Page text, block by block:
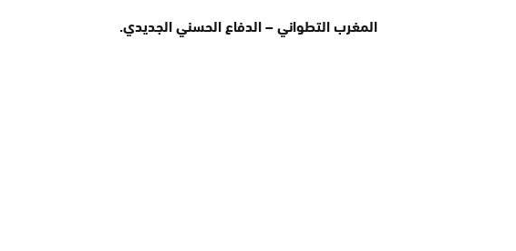
المغرب التطواني – الدفاع الحسني الجديدي.